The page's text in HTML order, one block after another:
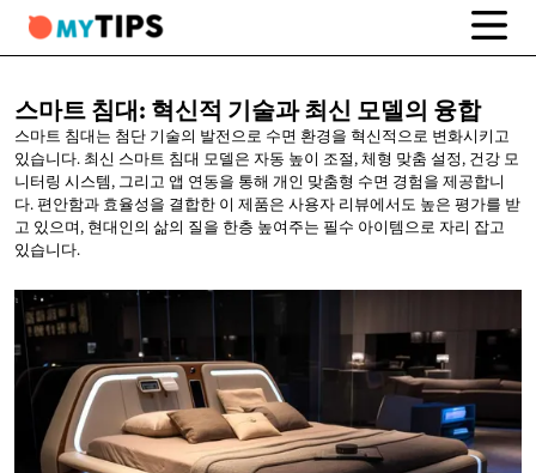
스마트 침대: 혁신적 기술과 최신 모델의 융합
스마트 침대는 첨단 기술의 발전으로 수면 환경을 혁신적으로 변화시키고
있습니다. 최신 스마트 침대 모델은 자동 높이 조절, 체형 맞춤 설정, 건강 모
니터링 시스템, 그리고 앱 연동을 통해 개인 맞춤형 수면 경험을 제공합니
다. 편안함과 효율성을 결합한 이 제품은 사용자 리뷰에서도 높은 평가를 받
고 있으며, 현대인의 삶의 질을 한층 높여주는 필수 아이템으로 자리 잡고
있습니다.